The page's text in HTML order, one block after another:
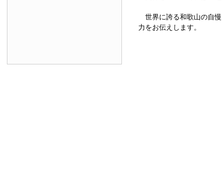
世界に誇る和歌山の自
力をお伝えします。